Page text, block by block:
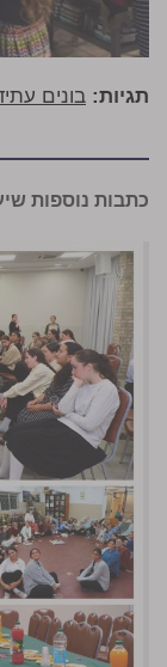
תגיות: בונים
כתבות נוספות